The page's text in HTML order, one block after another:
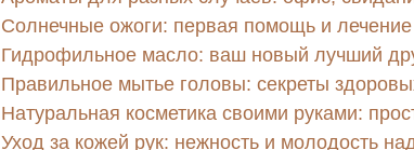
Солнечные ожоги: первая помощь и лечение
Гидрофильное масло: ваш новый лучший
Правильное мытье головы: секреты
Натуральная косметика своими руками:
Уход за кожей рук: нежность и молодость